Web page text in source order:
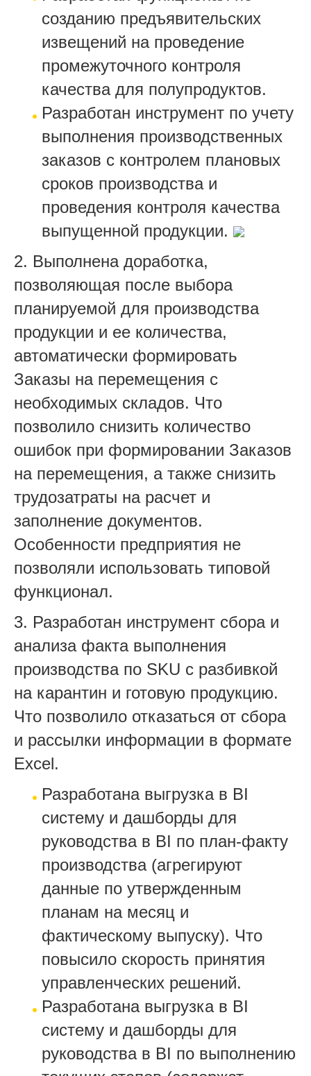
созданию предъявительских
извещений на проведение
промежуточного контроля
качества для полупродуктов.
Разработан инструмент по учету
выполнения производственных
заказов с контролем плановых
сроков производства и
проведения контроля качества
выпущенной продукции.
2. Выполнена доработка,
позволяющая после выбора
планируемой для производства
продукции и ее количества,
автоматически формировать
Заказы на перемещения с
необходимых складов. Что
позволило снизить количество
ошибок при формировании Заказов
на перемещения, а также снизить
трудозатраты на расчет и
заполнение документов.
Особенности предприятия не
позволяли использовать типовой
функционал.
3. Разработан инструмент сбора и
анализа факта выполнения
производства по SKU с разбивкой
на карантин и готовую продукцию.
Что позволило отказаться от сбора
и рассылки информации в формате
Excel.
Разработана выгрузка в BI
систему и дашборды для
руководства в BI по план-факту
производства (агрегируют
данные по утвержденным
планам на месяц и
фактическому выпуску). Что
повысило скорость принятия
управленческих решений.
Разработана выгрузка в BI
систему и дашборды для
руководства в BI по выполнению